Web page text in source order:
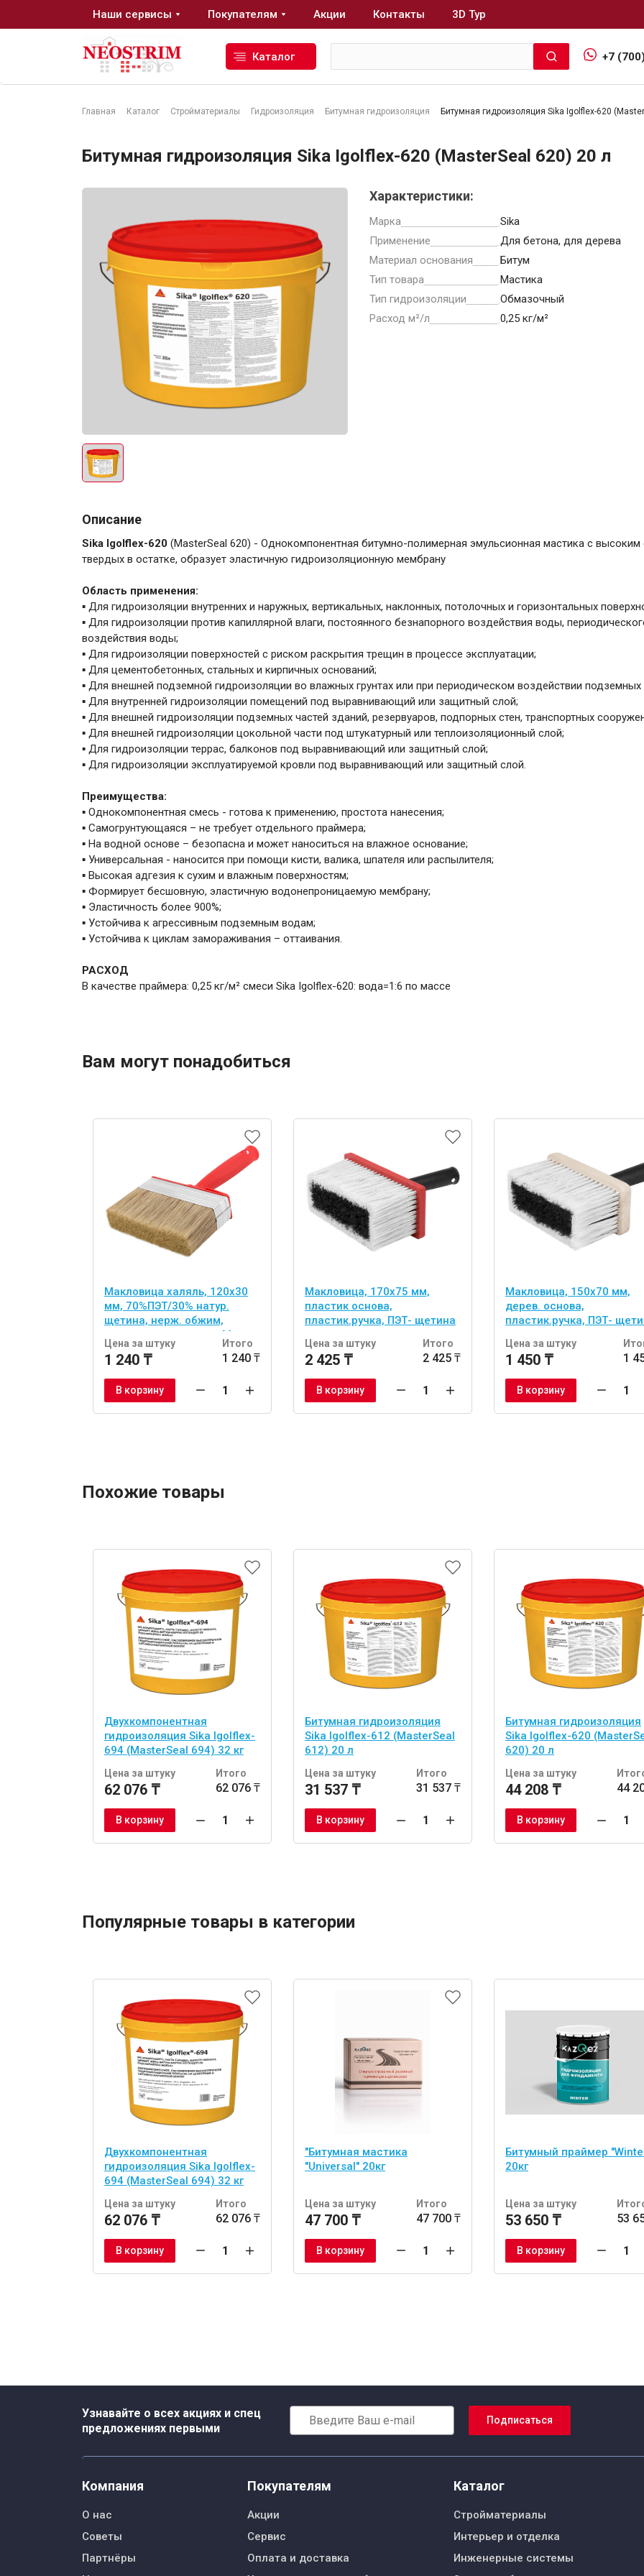
Главная Каталог Стройматериалы Гидроизоляция Битумная гидроизоляция Битумная гидроизоляция Sika Igolflex-620
Битумная гидроизоляция Sika Igolflex-620 (MasterSeal 620) 20 л
Характеристики:
Марка
Sika
Применение
Для бетона, для дерева
Материал основания
Битум
Тип товара
Мастика
Тип гидроизоляции
Обмазочный
Расход м²/л
0,25 кг/м²
Описание
Sika Igolflex-620 (MasterSeal 620) - Однокомпонентная битумно-полимерная эмульсионная мастика с
твердых в остатке, образует эластичную гидроизоляционную мембрану
​Область применения:
▪ Для гидроизоляции внутренних и наружных, вертикальных, наклонных, потолочных и горизонтальных
▪ Для гидроизоляции против капиллярной влаги, постоянного безнапорного воздействия воды,
воздействия воды;
▪ Для гидроизоляции поверхностей с риском раскрытия трещин в процессе эксплуатации;
▪ Для цементобетонных, стальных и кирпичных оснований;
▪ Для внешней подземной гидроизоляции во влажных грунтах или при периодическом воздействии подземных
▪ Для внутренней гидроизоляции помещений под выравнивающий или защитный слой;
▪ Для внешней гидроизоляции подземных частей зданий, резервуаров, подпорных стен, транспортных
▪ Для внешней гидроизоляции цокольной части под штукатурный или теплоизоляционный слой;
▪ Для гидроизоляции террас, балконов под выравнивающий или защитный слой;
▪ Для гидроизоляции эксплуатируемой кровли под выравнивающий или защитный слой.
Преимущества:
▪ Однокомпонентная смесь - готова к применению, простота нанесения;
▪ Самогрунтующаяся – не требует отдельного праймера;
▪ На водной основе – безопасна и может наноситься на влажное основание;
▪ Универсальная - наносится при помощи кисти, валика, шпателя или распылителя;
▪ Высокая адгезия к сухим и влажным поверхностям;
▪ Формирует бесшовную, эластичную водонепроницаемую мембрану;
▪ Эластичность более 900%;
▪ Устойчива к агрессивным подземным водам;
▪ Устойчива к циклам замораживания – оттаивания.
РАСХОД
В качестве праймера: 0,25 кг/м² смеси Sika Igolflex-620: вода=1:6 по массе
Вам могут понадобиться
Макловица халяль, 120х30
мм, 70%ПЭT/30% натур.
щетина, нерж. обжим,
красная пласт. ручка Master
Color
Цена за штуку
1 240 ₸
Итого
1 240 ₸
В корзину
Макловица, 170х75 мм,
пластик основа,
пластик.ручка, ПЭТ- щетина
Цена за штуку
2 425 ₸
Итого
2 425 ₸
В корзину
Макловица, 150х70 мм,
дерев. основа,
пластик.ручка, ПЭТ-
Цена за штуку
1 450 ₸ 1
В корзину
Похожие товары
Двухкомпонентная
гидроизоляция Sika Igolflex-
694 (MasterSeal 694) 32 кг
Цена за штуку
62 076 ₸
Итого
62 076 ₸
В корзину
Битумная гидроизоляция
Sika Igolflex-612 (MasterSeal
612) 20 л
Цена за штуку
31 537 ₸
Итого
31 537 ₸
В корзину
Битумная гидроизоляция
Sika Igolflex-620
620) 20 л
Цена за штуку
44 208 ₸ 44
В корзину
Популярные товары в категории
Двухкомпонентная
гидроизоляция Sika Igolflex-
694 (MasterSeal 694) 32 кг
Цена за штуку
62 076 ₸
Итого
62 076 ₸
В корзину
"Битумная мастика
"Universal" 20кг
Цена за штуку
47 700 ₸
Итого
47 700 ₸
В корзину
Битумный праймер
20кг
Цена за штуку
53 650 ₸ 53
В корзину
Узнавайте о всех акциях и спец
предложениях первыми
Подписаться
Компания
О нас
Советы
Партнёры
Покупателям
Акции
Сервис
Оплата и доставка
Каталог
Стройматериалы
Интерьер и отделка
Инженерные системы
Наши сервисы Покупателям Акции Контакты 3D Тур
Каталог +7
Изоляционные материалы
Кровельные материалы
Ещё 2
Герметики
Клеи, жидкие гвозди
Обои
Ещё 5
Электро-оборудование Инструменты
Крепежи
Монтажные ленты
Канаты, шнуры
Всё для дома и сада